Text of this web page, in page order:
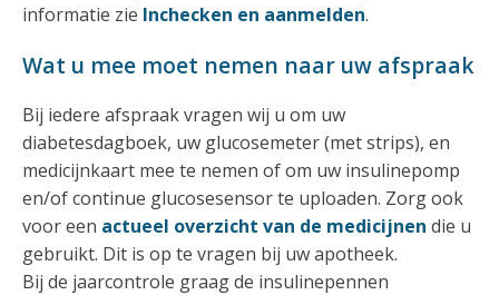
informatie zie Inchecken en aanmelden.
Wat u mee moet nemen naar uw afspraak
Bij iedere afspraak vragen wij u om uw
diabetesdagboek, uw glucosemeter (met strips), en
medicijnkaart mee te nemen of om uw insulinepomp
en/of continue glucosesensor te uploaden. Zorg ook
voor een actueel overzicht van de medicijnen die u
gebruikt. Dit is op te vragen bij uw apotheek.
Bij de jaarcontrole graag de insulinepennen